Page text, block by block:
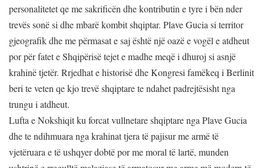
personalitetet qe me sakrificën dhe kontributin e tyre i bën nder
trevës sonë si dhe mbarë kombit shqiptar. Plave Gucia si territor
gjeografik dhe me përmasat e saj është një oazë e vogël e atdheut
por për fatet e Shqipërisë tejet e madhe meqë i dhuroj si asnjë
krahinë tjetër. Rrjedhat e historisë dhe Kongresi famëkeq i Berlinit
beri te veten qe kjo trevë shqiptare te ndahet padrejtësisht nga
trungu i atdheut.
Lufta e Nokshiqit ku forcat vullnetare shqiptare nga Plave Gucia
dhe te ndihmuara nga krahinat tjera të pajisur me armë të
vjetëruara e të ushqyer dobtë por me moral të lartë, munden